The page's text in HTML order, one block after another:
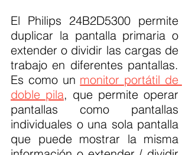
El Philips 24B2D5300 permite
duplicar la pantalla primaria o
extender o dividir las cargas de
trabajo en diferentes pantallas.
Es como un monitor portátil de
doble pila, que permite operar
pantallas como pantallas
individuales o una sola pantalla
que puede mostrar la misma